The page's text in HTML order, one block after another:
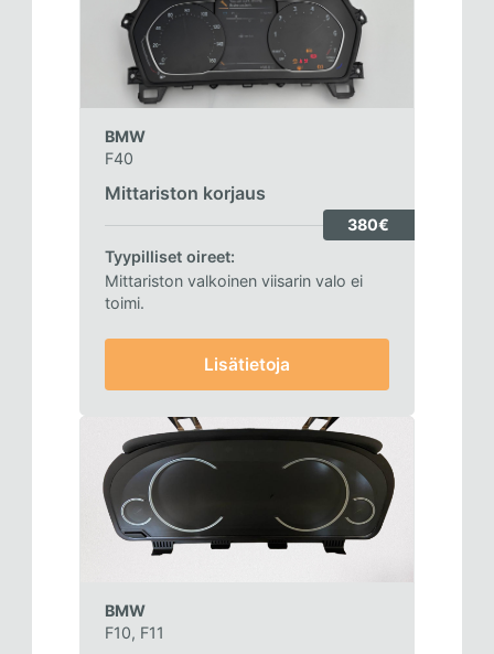
BMW
F40
Mittariston korjaus
380€
Tyypilliset oireet:
Mittariston valkoinen viisarin valo ei
toimi.
Lisätietoja
BMW
F10, F11